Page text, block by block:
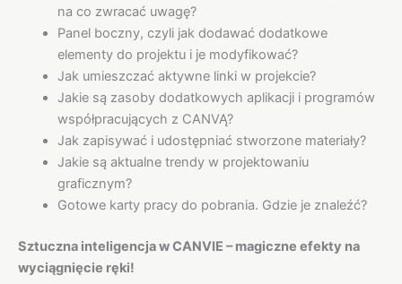
na co zwracać uwagę?
Panel boczny, czyli jak dodawać dodatkowe
elementy do projektu i je modyfikować?
Jak umieszczać aktywne linki w projekcie?
Jakie są zasoby dodatkowych aplikacji i programów
współpracujących z CANVĄ?
Jak zapisywać i udostępniać stworzone materiały?
Jakie są aktualne trendy w projektowaniu
graficznym?
Gotowe karty pracy do pobrania. Gdzie je znaleźć?
Sztuczna inteligencja w CANVIE – magiczne efekty na
wyciągnięcie ręki!